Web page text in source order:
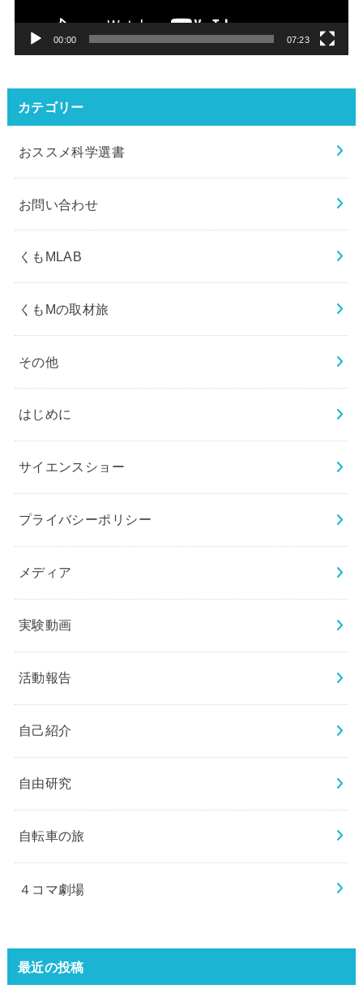
00:00 07:23
カテゴリー
おススメ科学選書
お問い合わせ
くもMLAB
くもMの取材旅
その他
はじめに
サイエンスショー
プライバシーポリシー
メディア
実験動画
活動報告
自己紹介
自由研究
自転車の旅
４コマ劇場
最近の投稿